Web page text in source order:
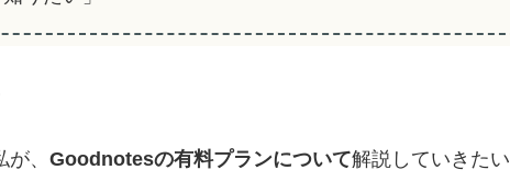
が、 Goodnotesの有料プランについて解説していきたい